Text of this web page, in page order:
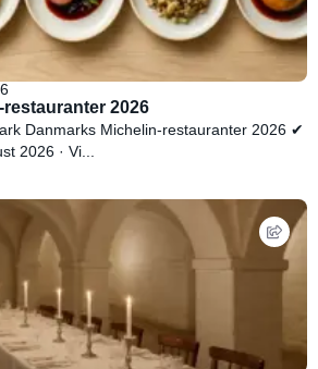
2026
Danmarks Michelin-restauranter 2026 ✔
2026 · Vi...